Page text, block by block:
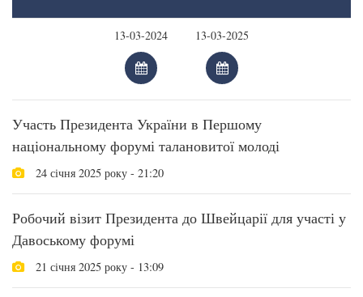
Участь Президента України в Першому
національному форумі талановитої молоді
24 січня 2025 року - 21:20
Робочий візит Президента до Швейцарії для участі у
Давоському форумі
21 січня 2025 року - 13:09